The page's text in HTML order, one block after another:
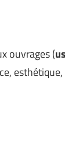
ouvrages (